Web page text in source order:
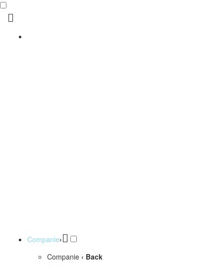
Companie›
Companie ‹ Back